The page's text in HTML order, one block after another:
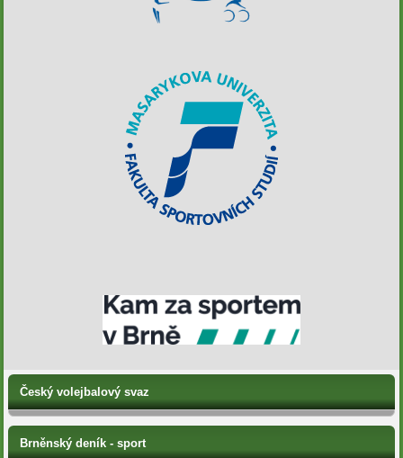
Český volejbalový svaz
Brněnský deník - sport